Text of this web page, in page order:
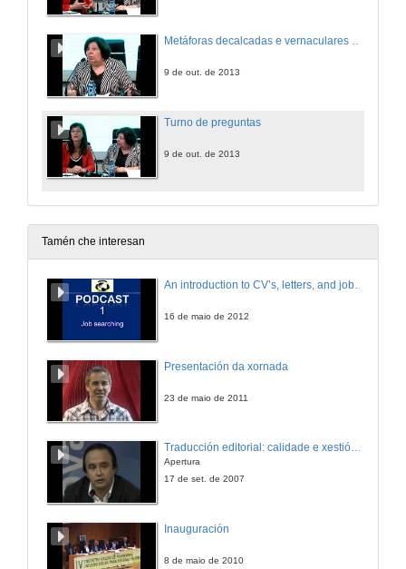
Metáforas decalcadas e vernaculares na terminoloxía da economía do português brasileiro
9 de out. de 2013
Turno de preguntas
9 de out. de 2013
Tamén che interesan
An introduction to CV’s, letters, and job searching
16 de maio de 2012
Presentación da xornada
23 de maio de 2011
Traducción editorial: calidade e xestión de proxectos
Apertura
17 de set. de 2007
Inauguración
8 de maio de 2010